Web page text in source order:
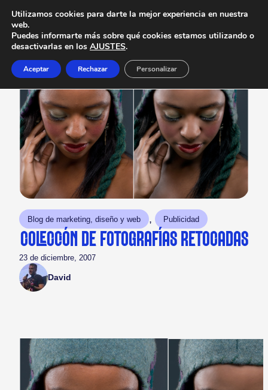
Blog de marketing, diseño y web , Publicidad
COLECCIÓN DE FOTOGRAFÍAS RETOCADAS
23 de diciembre, 2007
David
Utilizamos cookies para darte la mejor experiencia en nuestra
web.
Puedes informarte más sobre qué cookies estamos utilizando o
desactivarlas en los AJUSTES.
Aceptar Rechazar Personalizar